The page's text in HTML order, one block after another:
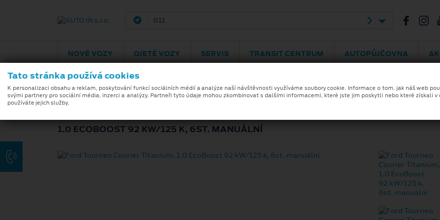
Pardubice
NOVÉ VOZY OJETÉ VOZY SERVIS TRANSIT CENTRUM AUTOPŮJČOVNA
FORD TOURNEO COURIER TITANIUM
1.0 ECOBOOST 92 KW/125 K, 6ST. MANUÁLNÍ
Tato stránka používá cookies
K personalizaci obsahu a reklam, poskytování funkcí sociálních médií a analýze naší návštěvnosti využíváme soubory cookie. Informace o tom, jak náš web
svými partnery pro sociální média, inzerci a analýzy. Partneři tyto údaje mohou zkombinovat s dalšími informacemi, které jste jim poskytli nebo které získali v
používáte jejich služby.